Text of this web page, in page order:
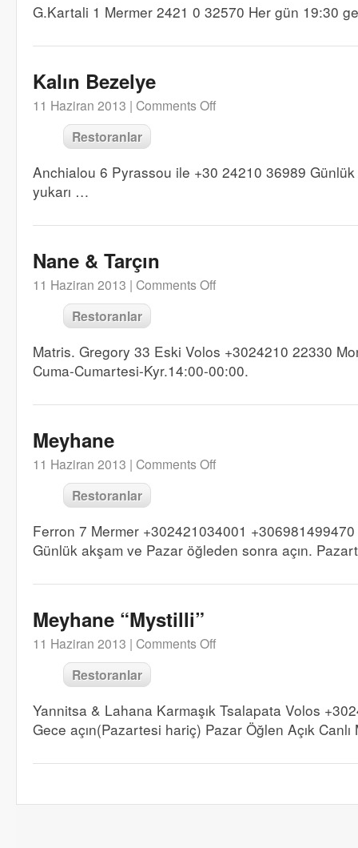
G.Kartali 1 Mermer 2421 0 32570 Her gün 19:30
Kalın Bezelye
11 Haziran 2013 | Comments Off
Restoranlar
Anchialou 6 Pyrassou ile +30 24210 36989
yukarı …
Nane & Tarçın
11 Haziran 2013 | Comments Off
Restoranlar
Matris. Gregory 33 Eski Volos +3024210 22330
Cuma-Cumartesi-Kyr.14:00-00:00.
Meyhane
11 Haziran 2013 | Comments Off
Restoranlar
Ferron 7 Mermer +302421034001
Günlük akşam ve Pazar öğleden sonra açın.
Meyhane “Mystilli”
11 Haziran 2013 | Comments Off
Restoranlar
Yannitsa & Lahana Karmaşık Tsalapata Volos
Gece açın(Pazartesi hariç) Pazar Öğlen Açık Canlı